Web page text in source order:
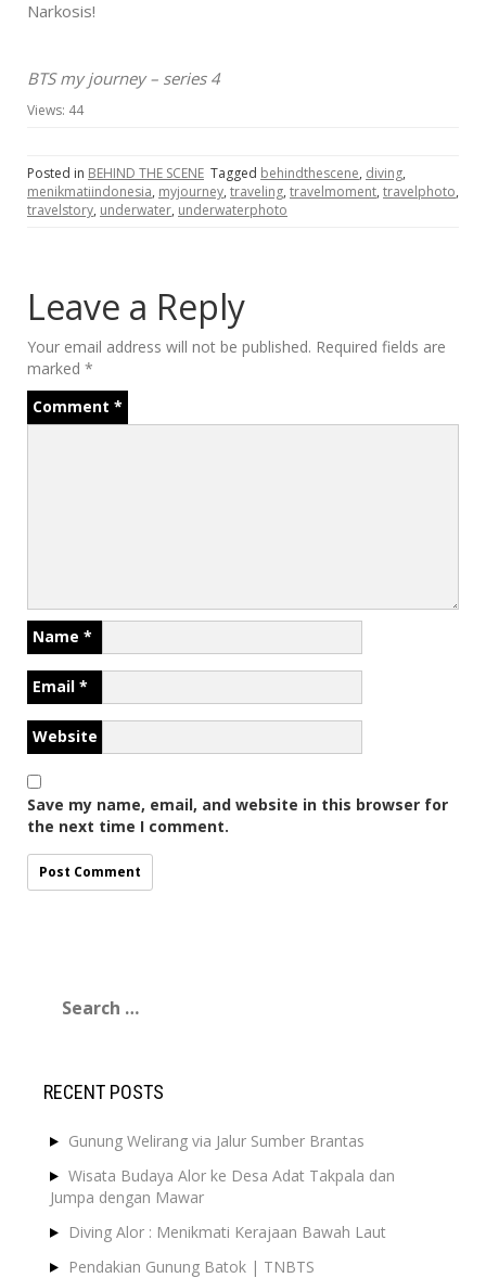
Narkosis!
BTS my journey – series 4
Views: 44
Posted in BEHIND THE SCENE Tagged behindthescene, diving,
menikmatiindonesia, myjourney, traveling, travelmoment, travelphoto,
travelstory, underwater, underwaterphoto
Leave a Reply
Your email address will not be published. Required fields are
marked *
Comment *
Name *
Email *
Website
Save my name, email, and website in this browser for
the next time I comment.
for:
RECENT POSTS
Gunung Welirang via Jalur Sumber Brantas
Wisata Budaya Alor ke Desa Adat Takpala dan
Jumpa dengan Mawar
Diving Alor : Menikmati Kerajaan Bawah Laut
Pendakian Gunung Batok | TNBTS